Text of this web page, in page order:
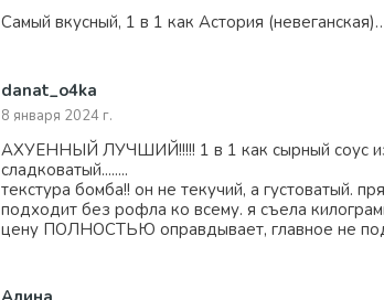
Самый вкусный, 1 в 1 как Астория
danat_o4ka
8 января 2024 г.
АХУЕННЫЙ ЛУЧШИЙ!!!!! 1 в 1 как сырный соус
сладковатый........
текстура бомба!! он не текучий, а густоватый.
подходит без рофла ко всему. я съела
цену ПОЛНОСТЬЮ оправдывает, главное не